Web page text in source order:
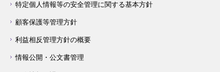
特定個人情報等の安全管理に関する基本方針
顧客保護等管理方針
利益相反管理方針の概要
情報公開・公文書管理